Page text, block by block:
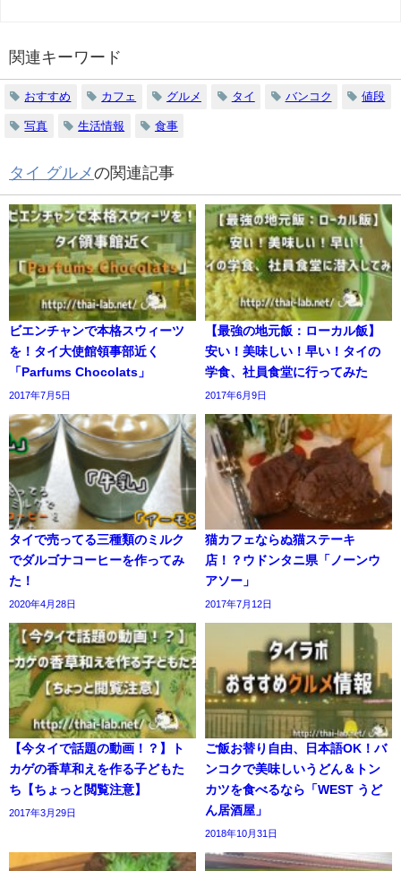
関連キーワード
おすすめ カフェ グルメ タイ バンコク 値段
写真 生活情報 食事
タイ グルメの関連記事
ビエンチャンで本格スウィーツ
を！タイ大使館領事部近く
「Parfums Chocolats」
2017年7月5日
【最強の地元飯：ローカル飯】
安い！美味しい！早い！タイの
学食、社員食堂に行ってみた
2017年6月9日
タイで売ってる三種類のミルク
でダルゴナコーヒーを作ってみ
た！
2020年4月28日
猫カフェならぬ猫ステーキ
店！？ウドンタニ県「ノーンウ
アソー」
2017年7月12日
【今タイで話題の動画！？】ト
カゲの香草和えを作る子どもた
ち【ちょっと閲覧注意】
2017年3月29日
ご飯お替り自由、日本語OK！バ
ンコクで美味しいうどん＆トン
カツを食べるなら「WEST うど
ん居酒屋」
2018年10月31日